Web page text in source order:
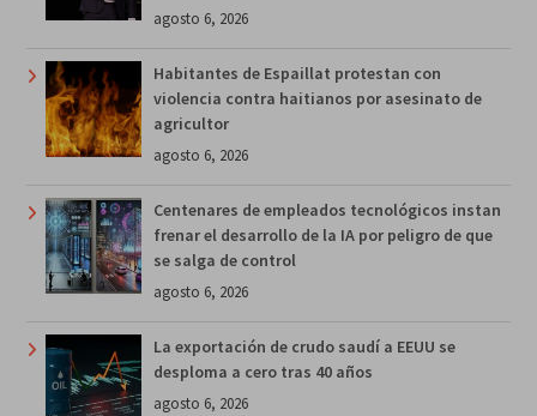
agosto 6, 2026
Habitantes de Espaillat protestan con
violencia contra haitianos por asesinato de
agricultor
agosto 6, 2026
Centenares de empleados tecnológicos instan
frenar el desarrollo de la IA por peligro de que
se salga de control
agosto 6, 2026
La exportación de crudo saudí a EEUU se
desploma a cero tras 40 años
agosto 6, 2026